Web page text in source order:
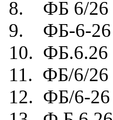
8. ФБ 6/26
9. ФБ-6-26
10. ФБ.6.26
11. ФБ/6/26
12. ФБ/6-26